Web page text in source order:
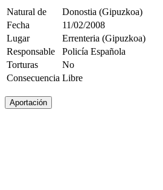
Natural de
Donostia (Gipuzkoa)
Fecha
11/02/2008
Lugar
Errenteria (Gipuzkoa)
Responsable
Policía Española
Torturas
No
Consecuencia Libre